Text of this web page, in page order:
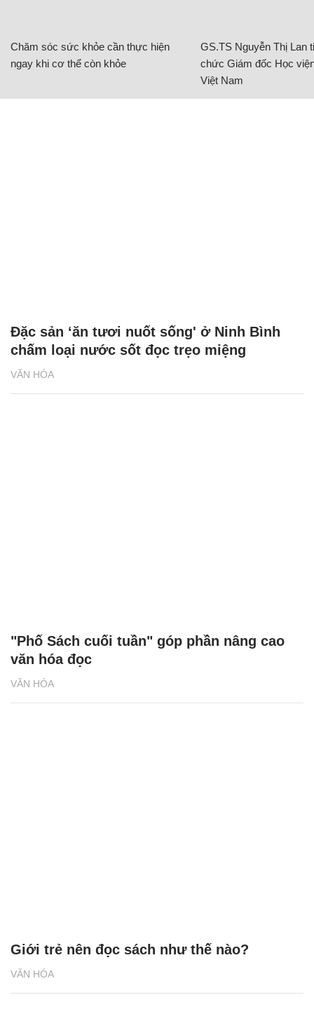
Chăm sóc sức khỏe cần thực hiện
ngay khi cơ thể còn khỏe
GS.TS Nguyễn Thị Lan
chức Giám đốc Học
Việt Nam
VĂN HÓA
Đặc sản ‘ăn tươi nuốt sống' ở Ninh Bình
chấm loại nước sốt đọc trẹo miệng
VĂN HÓA
"Phố Sách cuối tuần" góp phần nâng cao
văn hóa đọc
VĂN HÓA
Giới trẻ nên đọc sách như thế nào?